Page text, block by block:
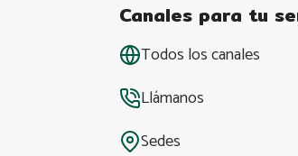
Canales para tu
Todos los canales
Llámanos
Sedes